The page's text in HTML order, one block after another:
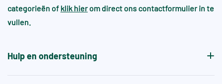
categorieën of klik hier om direct ons contactformulier in te
vullen.
Hulp en ondersteuning